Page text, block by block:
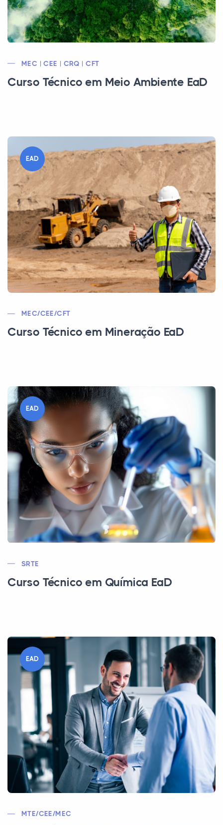
MEC | CEE | CRQ | CFT
Curso Técnico em Meio Ambiente EaD
EAD
MEC/CEE/CFT
Curso Técnico em Mineração EaD
EAD
SRTE
Curso Técnico em Química EaD
EAD
MTE/CEE/MEC